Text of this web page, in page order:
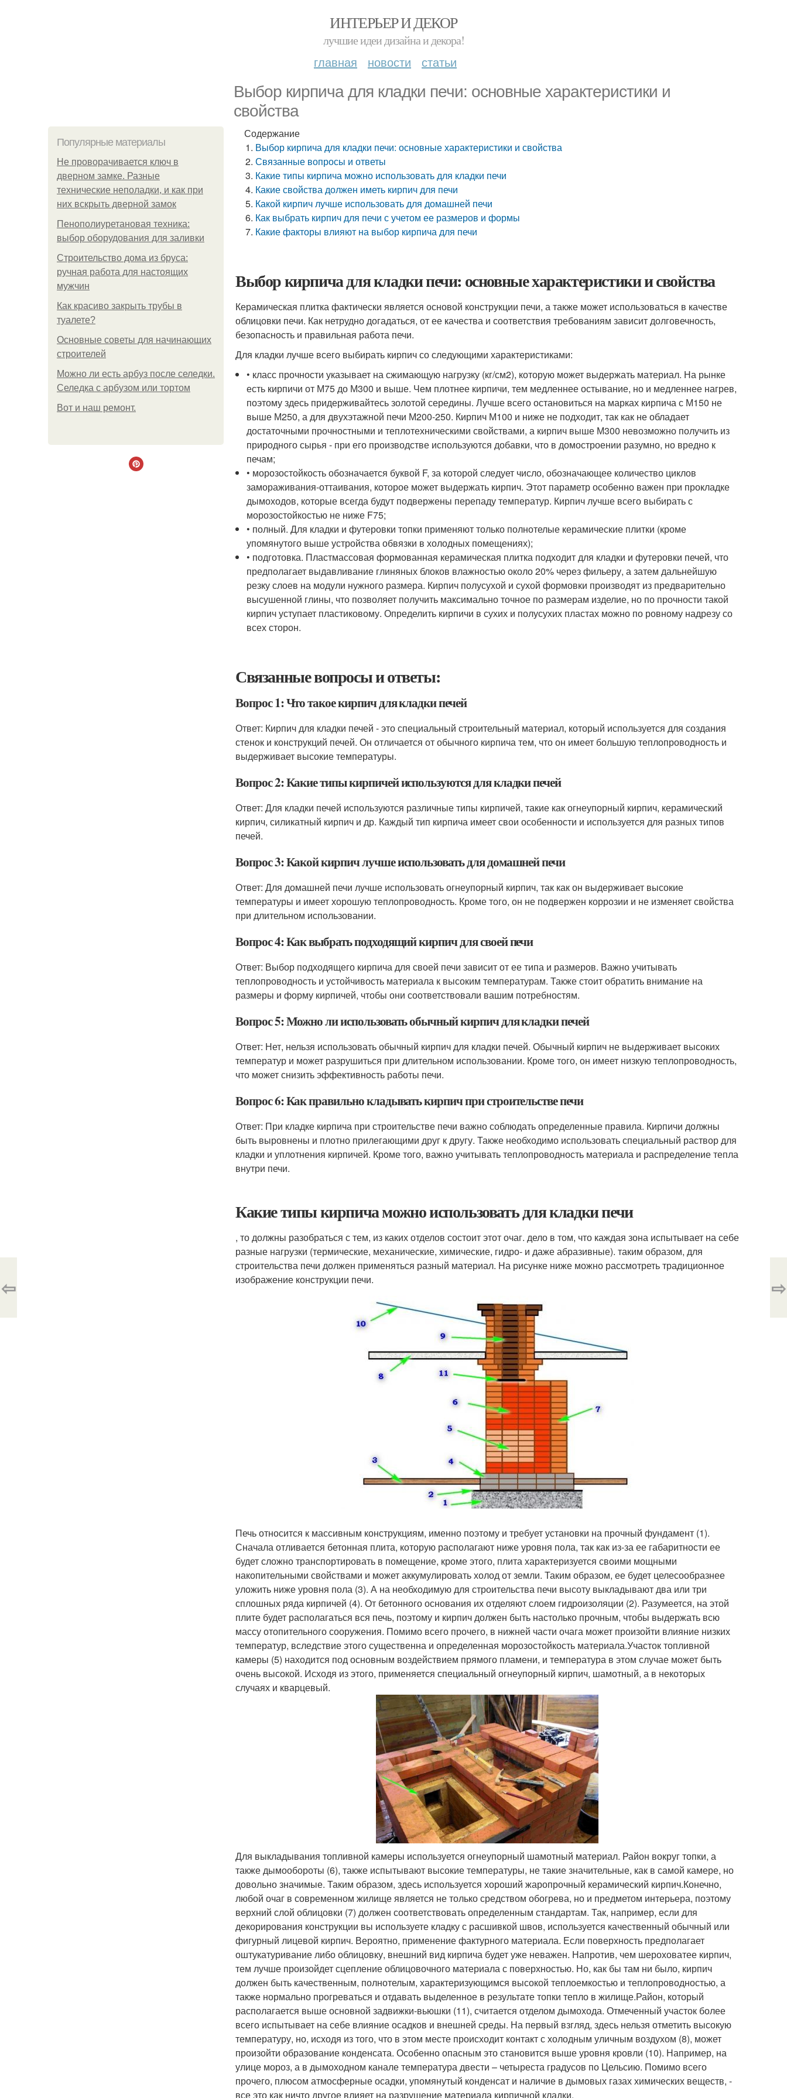
ИНТЕРЬЕР И ДЕКОР
лучшие идеи дизайна и декора!
главная новости статьи
Выбор кирпича для кладки печи: основные характеристики и
свойства
Популярные материалы
Не проворачивается ключ в
дверном замке. Разные
технические неполадки, и как при
них вскрыть дверной замок
Пенополиуретановая техника:
выбор оборудования для заливки
Строительство дома из бруса:
ручная работа для настоящих
мужчин
Как красиво закрыть трубы в
туалете?
Основные советы для начинающих
строителей
Можно ли есть арбуз после селедки.
Селедка с арбузом или тортом
Boт и наш ремoнт.
Содержание
Выбор кирпича для кладки печи: основные характеристики и свойства
Связанные вопросы и ответы
Какие типы кирпича можно использовать для кладки печи
Какие свойства должен иметь кирпич для печи
Какой кирпич лучше использовать для домашней печи
Как выбрать кирпич для печи с учетом ее размеров и формы
Какие факторы влияют на выбор кирпича для печи
Выбор кирпича для кладки печи: основные характеристики и свойства
Керамическая плитка фактически является основой конструкции печи, а также может использоваться в качестве
облицовки печи. Как нетрудно догадаться, от ее качества и соответствия требованиям зависит долговечность,
безопасность и правильная работа печи.
Для кладки лучше всего выбирать кирпич со следующими характеристиками:
• класс прочности указывает на сжимающую нагрузку (кг/см2), которую может выдержать материал. На рынке
есть кирпичи от М75 до М300 и выше. Чем плотнее кирпичи, тем медленнее остывание, но и медленнее нагрев,
поэтому здесь придерживайтесь золотой середины. Лучше всего остановиться на марках кирпича с М150 не
выше М250, а для двухэтажной печи М200-250. Кирпич М100 и ниже не подходит, так как не обладает
достаточными прочностными и теплотехническими свойствами, а кирпич выше М300 невозможно получить из
природного сырья - при его производстве используются добавки, что в домостроении разумно, но вредно к
печам;
• морозостойкость обозначается буквой F, за которой следует число, обозначающее количество циклов
замораживания-оттаивания, которое может выдержать кирпич. Этот параметр особенно важен при прокладке
дымоходов, которые всегда будут подвержены перепаду температур. Кирпич лучше всего выбирать с
морозостойкостью не ниже F75;
• полный. Для кладки и футеровки топки применяют только полнотелые керамические плитки (кроме
упомянутого выше устройства обвязки в холодных помещениях);
• подготовка. Пластмассовая формованная керамическая плитка подходит для кладки и футеровки печей, что
предполагает выдавливание глиняных блоков влажностью около 20% через фильеру, а затем дальнейшую
резку слоев на модули нужного размера. Кирпич полусухой и сухой формовки производят из предварительно
высушенной глины, что позволяет получить максимально точное по размерам изделие, но по прочности такой
кирпич уступает пластиковому. Определить кирпичи в сухих и полусухих пластах можно по ровному надрезу со
всех сторон.
Связанные вопросы и ответы:
Вопрос 1: Что такое кирпич для кладки печей
Ответ: Кирпич для кладки печей - это специальный строительный материал, который используется для создания
стенок и конструкций печей. Он отличается от обычного кирпича тем, что он имеет большую теплопроводность и
выдерживает высокие температуры.
Вопрос 2: Какие типы кирпичей используются для кладки печей
Ответ: Для кладки печей используются различные типы кирпичей, такие как огнеупорный кирпич, керамический
кирпич, силикатный кирпич и др. Каждый тип кирпича имеет свои особенности и используется для разных типов
печей.
Вопрос 3: Какой кирпич лучше использовать для домашней печи
Ответ: Для домашней печи лучше использовать огнеупорный кирпич, так как он выдерживает высокие
температуры и имеет хорошую теплопроводность. Кроме того, он не подвержен коррозии и не изменяет свойства
при длительном использовании.
Вопрос 4: Как выбрать подходящий кирпич для своей печи
Ответ: Выбор подходящего кирпича для своей печи зависит от ее типа и размеров. Важно учитывать
теплопроводность и устойчивость материала к высоким температурам. Также стоит обратить внимание на
размеры и форму кирпичей, чтобы они соответствовали вашим потребностям.
Вопрос 5: Можно ли использовать обычный кирпич для кладки печей
Ответ: Нет, нельзя использовать обычный кирпич для кладки печей. Обычный кирпич не выдерживает высоких
температур и может разрушиться при длительном использовании. Кроме того, он имеет низкую теплопроводность,
что может снизить эффективность работы печи.
Вопрос 6: Как правильно кладывать кирпич при строительстве печи
Ответ: При кладке кирпича при строительстве печи важно соблюдать определенные правила. Кирпичи должны
быть выровнены и плотно прилегающими друг к другу. Также необходимо использовать специальный раствор для
кладки и уплотнения кирпичей. Кроме того, важно учитывать теплопроводность материала и распределение тепла
внутри печи.
Какие типы кирпича можно использовать для кладки печи
, то должны разобраться с тем, из каких отделов состоит этот очаг. дело в том, что каждая зона испытывает на себе
разные нагрузки (термические, механические, химические, гидро- и даже абразивные). таким образом, для
строительства печи должен применяться разный материал. На рисунке ниже можно рассмотреть традиционное
изображение конструкции печи.
Печь относится к массивным конструкциям, именно поэтому и требует установки на прочный фундамент (1).
Сначала отливается бетонная плита, которую располагают ниже уровня пола, так как из-за ее габаритности ее
будет сложно транспортировать в помещение, кроме этого, плита характеризуется своими мощными
накопительными свойствами и может аккумулировать холод от земли. Таким образом, ее будет целесообразнее
уложить ниже уровня пола (3). А на необходимую для строительства печи высоту выкладывают два или три
сплошных ряда кирпичей (4). От бетонного основания их отделяют слоем гидроизоляции (2). Разумеется, на этой
плите будет располагаться вся печь, поэтому и кирпич должен быть настолько прочным, чтобы выдержать всю
массу отопительного сооружения. Помимо всего прочего, в нижней части очага может произойти влияние низких
температур, вследствие этого существенна и определенная морозостойкость материала.Участок топливной
камеры (5) находится под основным воздействием прямого пламени, и температура в этом случае может быть
очень высокой. Исходя из этого, применяется специальный огнеупорный кирпич, шамотный, а в некоторых
случаях и кварцевый.
Для выкладывания топливной камеры используется огнеупорный шамотный материал. Район вокруг топки, а
также дымообороты (6), также испытывают высокие температуры, не такие значительные, как в самой камере, но
довольно значимые. Таким образом, здесь используется хороший жаропрочный керамический кирпич.Конечно,
любой очаг в современном жилище является не только средством обогрева, но и предметом интерьера, поэтому
верхний слой облицовки (7) должен соответствовать определенным стандартам. Так, например, если для
декорирования конструкции вы используете кладку с расшивкой швов, используется качественный обычный или
фигурный лицевой кирпич. Вероятно, применение фактурного материала. Если поверхность предполагает
оштукатуривание либо облицовку, внешний вид кирпича будет уже неважен. Напротив, чем шероховатее кирпич,
тем лучше произойдет сцепление облицовочного материала с поверхностью. Но, как бы там ни было, кирпич
должен быть качественным, полнотелым, характеризующимся высокой теплоемкостью и теплопроводностью, а
также нормально прогреваться и отдавать выделенное в результате топки тепло в жилище.Район, который
располагается выше основной задвижки-вьюшки (11), считается отделом дымохода. Отмеченный участок более
всего испытывает на себе влияние осадков и внешней среды. На первый взгляд, здесь нельзя отметить высокую
температуру, но, исходя из того, что в этом месте происходит контакт с холодным уличным воздухом (8), может
произойти образование конденсата. Особенно опасным это становится выше уровня кровли (10). Например, на
улице мороз, а в дымоходном канале температура двести – четыреста градусов по Цельсию. Помимо всего
прочего, плюсом атмосферные осадки, упомянутый конденсат и наличие в дымовых газах химических веществ, -
все это как ничто другое влияет на разрушение материала кирпичной кладки.
⇦ ⇨